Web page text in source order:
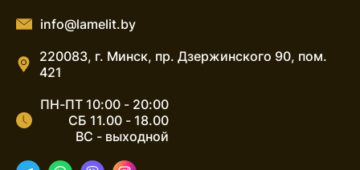
info@lamelit.by
220083, г. Минск, пр. Дзержинского 90, пом.
421
ПН-ПТ 10:00 - 20:00
СБ 11.00 - 18.00
ВС - выходной